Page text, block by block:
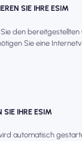
SIE IHRE ESIM
den bereitgestellten
Sie eine
SIE IHRE ESIM
automatisch